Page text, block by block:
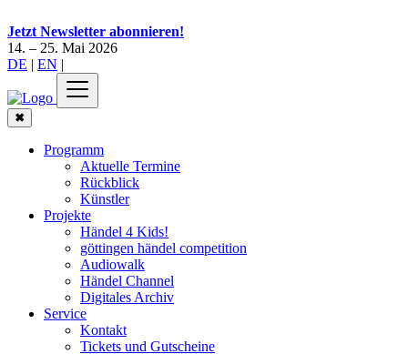
Jetzt Newsletter abonnieren!
14. – 25. Mai 2026
DE | EN |
✖
Programm
Aktuelle Termine
Rückblick
Künstler
Projekte
Händel 4 Kids!
göttingen händel competition
Audiowalk
Händel Channel
Digitales Archiv
Service
Kontakt
Tickets und Gutscheine